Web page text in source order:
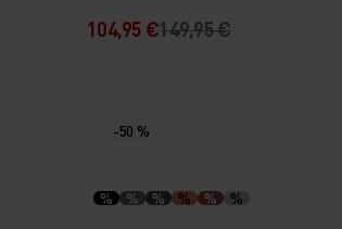
104,95 €149,95 €
-50 %
% % % % % %